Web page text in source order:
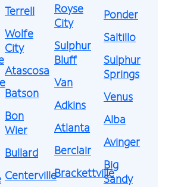
Terrell
Wolfe
City
Atascosa
Batson
Bon
Wier
Bullard
Centerville
Royse
City
Sulphur
Bluff
Van
Adkins
Atlanta
Berclair
Brackettville
Ponder
Saltillo
Sulphur
Springs
Venus
Alba
Avinger
Big
Sandy